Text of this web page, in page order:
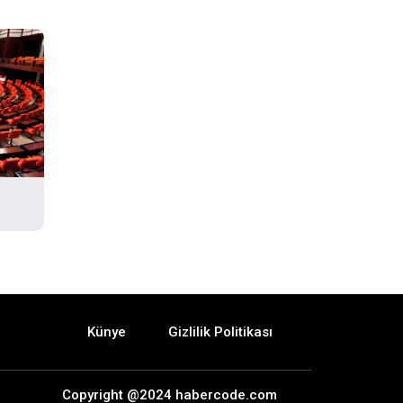
Künye Gizlilik Politikası
Copyright @2024 habercode.com